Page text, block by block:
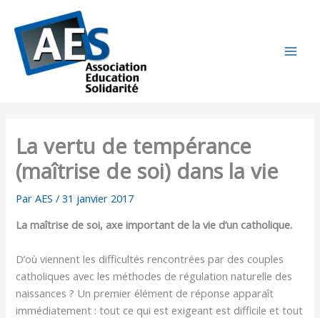
contenu
La vertu de tempérance
(maîtrise de soi) dans la vie
ParAES/31 janvier 2017
La maîtrise de soi, axe important de la vie d’un catholique.
D’où viennent les difficultés rencontrées par des couples
catholiques avec les méthodes de régulation naturelle des
naissances ? Un premier élément de réponse apparaît
immédiatement : tout ce qui est exigeant est difficile et tout